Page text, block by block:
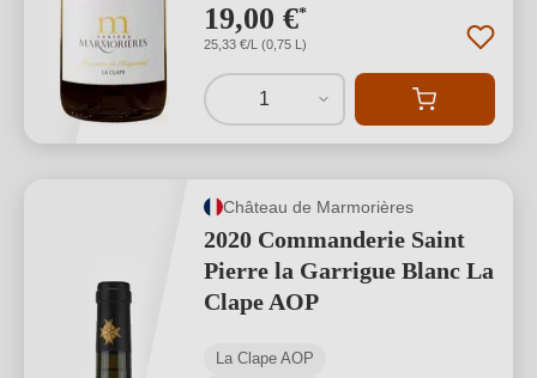
19,00 €*
25,33 €/L (0,75 L)
1
Château de Marmorières
2020 Commanderie Saint
Pierre la Garrigue Blanc La
Clape AOP
La Clape AOP